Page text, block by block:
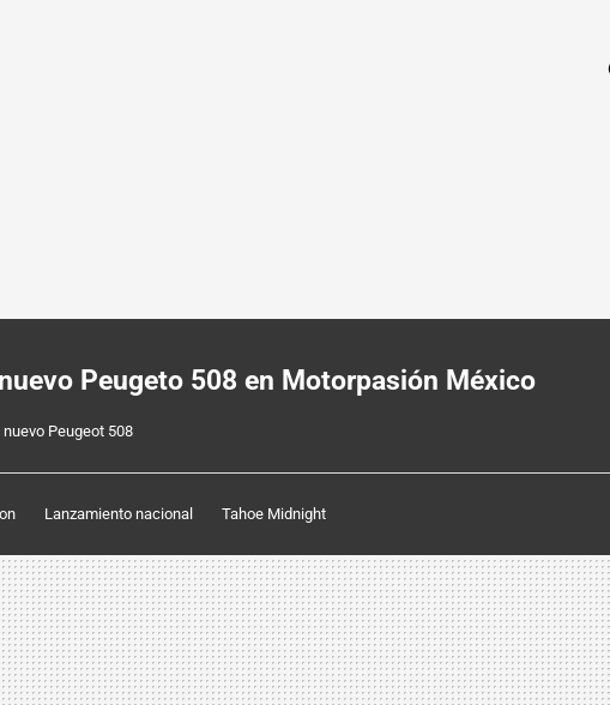
Peugeto 508 en Motorpasión México
nuevo Peugeot 508
Lanzamiento nacional Tahoe Midnight